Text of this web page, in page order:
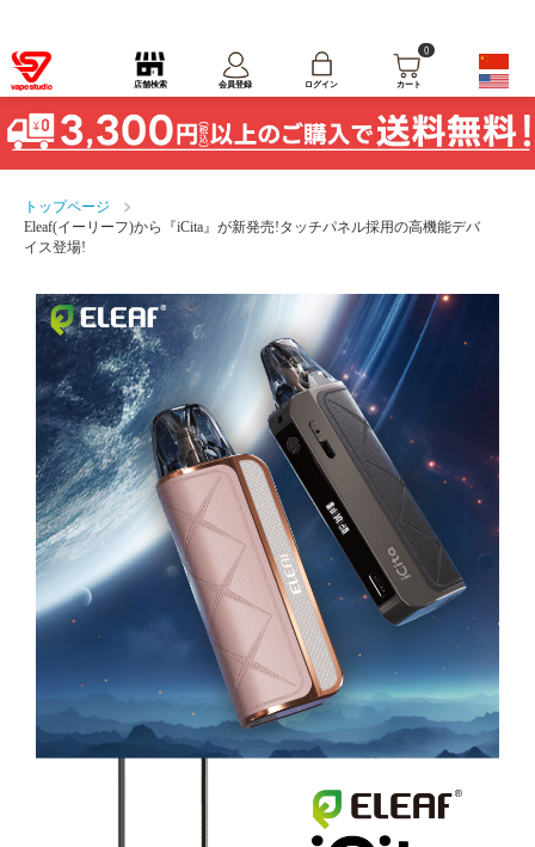
店舗検索 会員登録 ログイン
0
カート
トップページ
Eleaf(イーリーフ)から『iCita』が新発売!タッチパネル採用の高機能デバ
イス登場!